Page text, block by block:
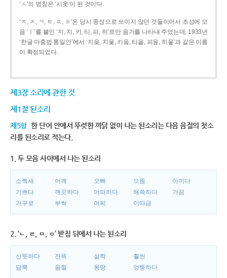
‘ㅅ’의 명칭은 ‘시옷’이 된 것이다.
‘ㅈ, ㅊ, ㅋ, ㅌ, ㅍ, ㅎ’은 당시 종성으로 쓰이지 않던 것들이어서 초성에 모
음 ‘ㅣ’를 붙인 ‘지, 치, 키, 티, 피, 히’로만 음가를 나타내 주었는데, 1933년
‘한글 마춤법 통일안’에서 ‘지읒, 치읓, 키읔, 티읕, 피읖, 히읗’과 같은 이름
이 확정되었다.
제3장 소리에 관한 것
제1절 된소리
제5항 한 단어 안에서 뚜렷한 까닭 없이 나는 된소리는 다음 음절의 첫소
리를 된소리로 적는다.
1. 두 모음 사이에서 나는 된소리
소쩍새 어깨 오빠 으뜸
아끼다
기쁘다
깨끗하다 어떠하다 해쓱하다
가끔
거꾸로
부썩 어찌 이따금
2. ‘ㄴ, ㄹ, ㅁ, ㅇ’ 받침 뒤에서 나는 된소리
산뜻하다 잔뜩 살짝
훨씬
담뿍
움찔 몽땅 엉뚱하다